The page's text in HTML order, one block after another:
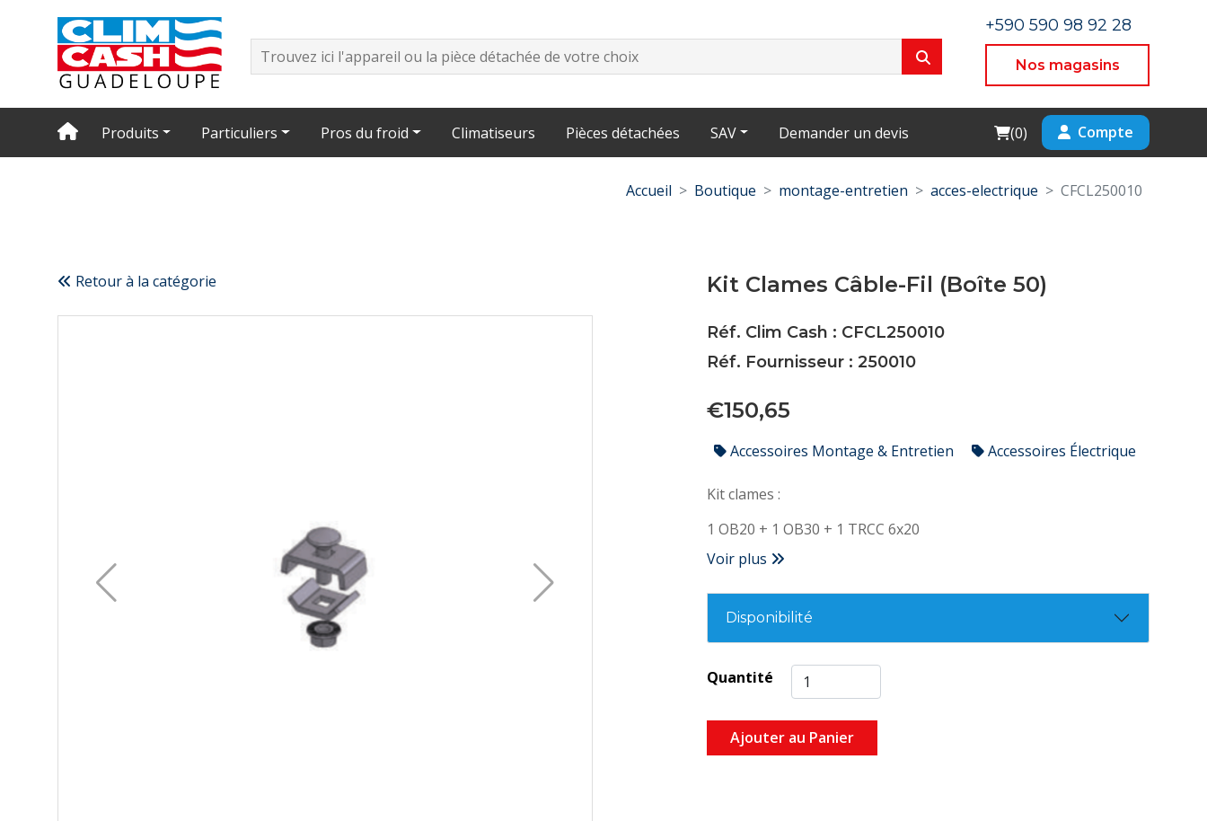
+590 590 98 92 28
Nos magasins
Produits Particuliers Pros du froid Climatiseurs Pièces détachées SAV Demander un devis Cart
(0) Compte
Accueil Boutique montage-entretien acces-electrique CFCL250010
Retour à la catégorie Kit Clames Câble-Fil (Boîte 50)
Réf. Clim Cash : CFCL250010
Réf. Fournisseur : 250010
€150,65
Accessoires Montage & Entretien Accessoires Électrique
Kit clames :
1 OB20 + 1 OB30 + 1 TRCC 6x20
Voir plus
Disponibilité
Quantité
Ajouter au Panier